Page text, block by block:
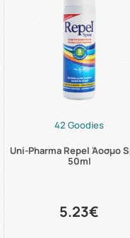
42 Goodies
Uni-Pharma Repel Άοσμο
50ml
5.23€